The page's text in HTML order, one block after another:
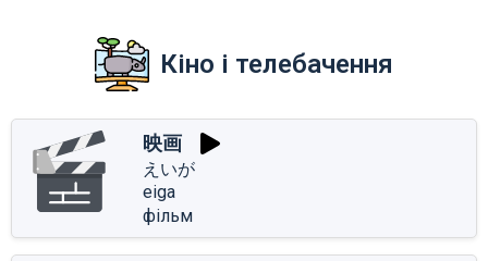
Кіно і телебачення
映画
えいが
eiga
фільм